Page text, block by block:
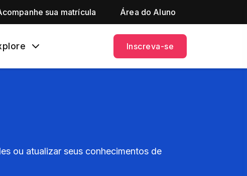
sua matrícula Área do Aluno
Inscreva-se
ou atualizar seus conhecimentos de